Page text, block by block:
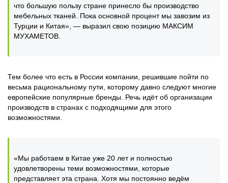
что большую пользу стране принесло бы производство
мебельных тканей. Пока основной процент мы завозим из
Турции и Китая», — выразил свою позицию МАКСИМ
МУХАМЕТОВ.
Тем более что есть в России компании, решившие пойти по
весьма рациональному пути, которому давно следуют многие
европейские популярные бренды. Речь идёт об организации
производств в странах с подходящими для этого
возможностями.
«Мы работаем в Китае уже 20 лет и полностью
удовлетворены теми возможностями, которые
представляет эта страна. Хотя мы постоянно ведём